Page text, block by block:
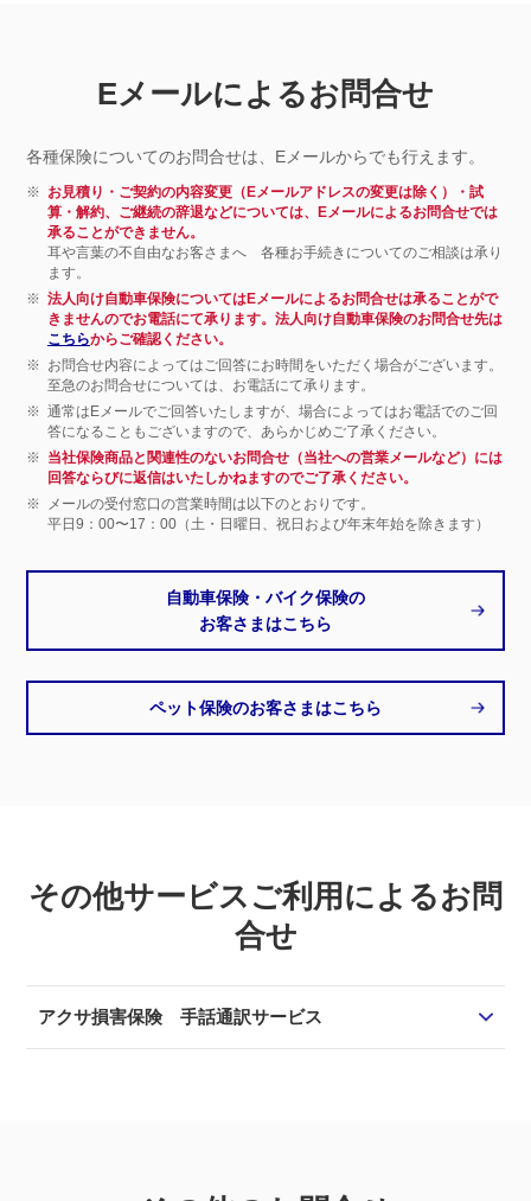
Eメールによるお問合せ
各種保険についてのお問合せは、Eメールからでも行えます。
※ お見積り・ご契約の内容変更（Eメールアドレスの変更は除く）・試
算・解約、ご継続の辞退などについては、Eメールによるお問合せでは
承ることができません。
耳や言葉の不自由なお客さまへ 各種お手続きについてのご相談は承り
ます。
※ 法人向け自動車保険についてはEメールによるお問合せは承ることがで
きませんのでお電話にて承ります。法人向け自動車保険のお問合せ先は
こちらからご確認ください。
※ お問合せ内容によってはご回答にお時間をいただく場合がございます。
至急のお問合せについては、お電話にて承ります。
※ 通常はEメールでご回答いたしますが、場合によってはお電話でのご回
答になることもございますので、あらかじめご了承ください。
※ 当社保険商品と関連性のないお問合せ（当社への営業メールなど）には
回答ならびに返信はいたしかねますのでご了承ください。
※
メールの受付窓口の営業時間は以下のとおりです。
平日9：00〜17：00（土・日曜日、祝日および年末年始を除きます）
自動車保険・バイク保険の
お客さまはこちら
ペット保険のお客さまはこちら
その他サービスご利用によるお問
合せ
アクサ損害保険 手話通訳サービス